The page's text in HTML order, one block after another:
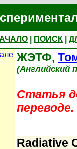
ПОИСК
ЖЭТФ,
(Английский
Статья
переводе.
Radiative